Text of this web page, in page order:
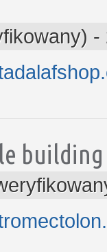
-
building